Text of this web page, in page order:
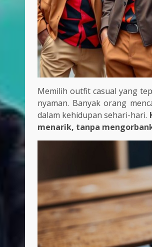
Memilih outfit casual yang
nyaman. Banyak orang
dalam kehidupan sehari-hari.
menarik, tanpa